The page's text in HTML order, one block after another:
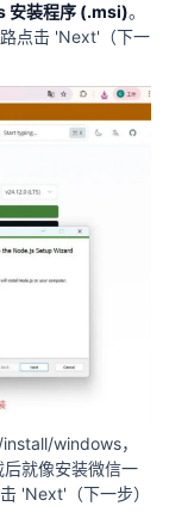
安装程序 (.msi)。
点击 'Next'（下一
windows，
后就像安装微信一
'Next'（下一步）